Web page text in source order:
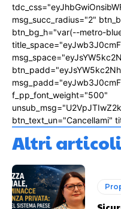
msg_succ_radius="2"
btn_bg_h="var(--metro-
f_pp_font_weight="500"
btn_text_un="Cancellami"
Altri